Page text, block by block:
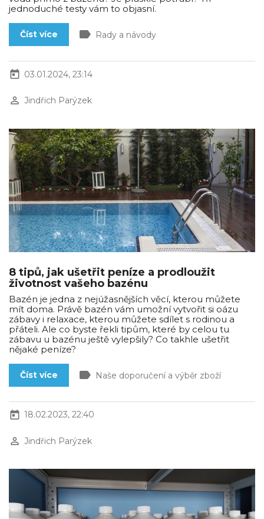
jednoduché testy vám to objasní.
Číst více label Rady a návody
today 03.01.2024, 23:14
perm_identity Jindřich Parýzek
8 tipů, jak ušetřit peníze a prodloužit
životnost vašeho bazénu
Bazén je jedna z nejúžasnějších věcí, kterou můžete
mít doma. Právě bazén vám umožní vytvořit si oázu
zábavy i relaxace, kterou můžete sdílet s rodinou a
přáteli. Ale co byste řekli tipům, které by celou tu
zábavu u bazénu ještě vylepšily? Co takhle ušetřit
nějaké peníze?
Číst více label Naše doporučení a výběr zboží
today 18.02.2023, 22:40
perm_identity Jindřich Parýzek